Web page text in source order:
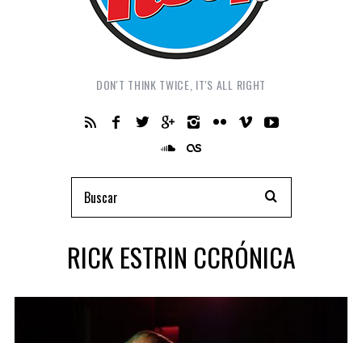
DON'T THINK TWICE, IT'S ALL RIGHT
RICK ESTRIN CCRÓNICA